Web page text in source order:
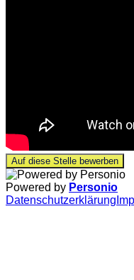
Auf diese Stelle bewerben
Powered by Personio
Datenschutzerklärung